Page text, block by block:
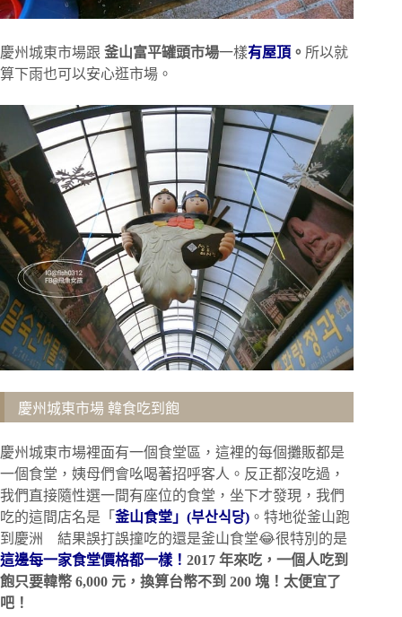
慶州城東市場跟 釜山富平罐頭市場一樣有屋頂 。 所以就
算下雨也可以安心逛市場。
慶州城東市場 韓食吃到飽
慶州城東市場裡面有一個食堂區，這裡的每個攤販都是
一個食堂，姨母們會吆喝著招呼客人。反正都沒吃過，
我們直接隨性選一間有座位的食堂，坐下才發現，我們
吃的這間店名是「 釜山食堂」(부산식당) 。特地從釜山跑
到慶洲 結果誤打誤撞吃的還是釜山食堂😂很特別的是
這邊每一家食堂價格都一樣！ 2017 年來吃，一個人吃到
飽只要韓幣 6,000 元，換算台幣不到 200 塊！太便宜了
吧！